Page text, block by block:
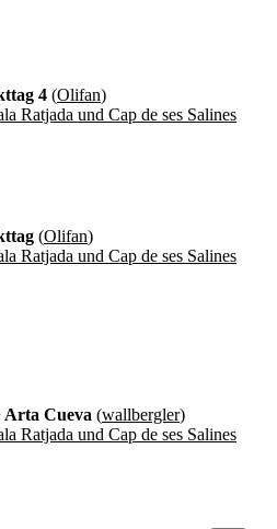
4 (Olifan)
Ratjada und Cap de ses Salines
(Olifan)
Ratjada und Cap de ses Salines
Arta Cueva (wallbergler)
Ratjada und Cap de ses Salines